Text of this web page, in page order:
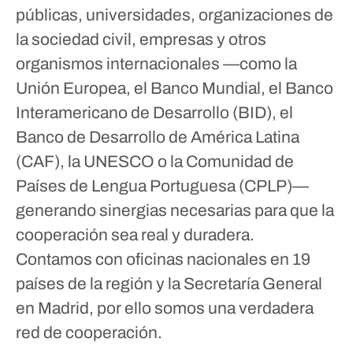
públicas, universidades, organizaciones de
la sociedad civil, empresas y otros
organismos internacionales —como la
Unión Europea, el Banco Mundial, el Banco
Interamericano de Desarrollo (BID), el
Banco de Desarrollo de América Latina
(CAF), la UNESCO o la Comunidad de
Países de Lengua Portuguesa (CPLP)—
generando sinergias necesarias para que la
cooperación sea real y duradera.
Contamos con oficinas nacionales en 19
países de la región y la Secretaría General
en Madrid, por ello somos una verdadera
red de cooperación.